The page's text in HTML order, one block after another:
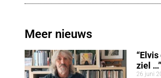
Meer nieuws
ziel …”
26 juni